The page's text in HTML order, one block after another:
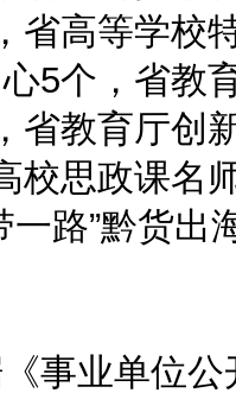
省高等学校
5个，省教
省教育厅创
校思政课名
一路”黔货
业单位公